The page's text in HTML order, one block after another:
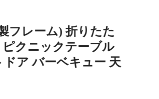
フレーム) 折りたた
ピクニックテーブル
ア バーベキュー 天